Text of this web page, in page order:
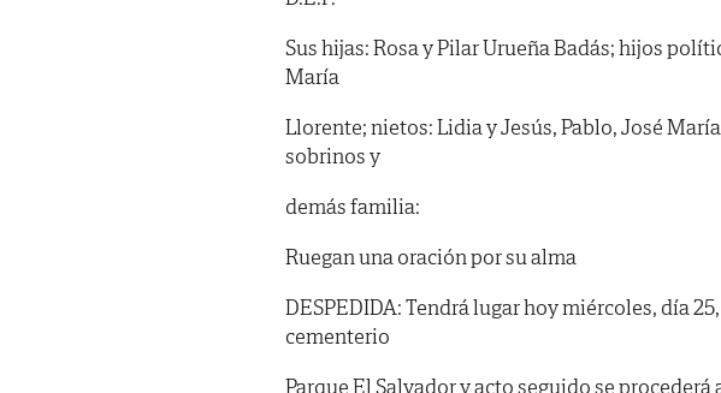
Sus hijas: Rosa y Pilar Urueña Badás; hijos
María
Llorente; nietos: Lidia y Jesús, Pablo, José
sobrinos y
demás familia:
Ruegan una oración por su alma
DESPEDIDA: Tendrá lugar hoy miércoles, día
cementerio
Parque El Salvador y acto seguido se